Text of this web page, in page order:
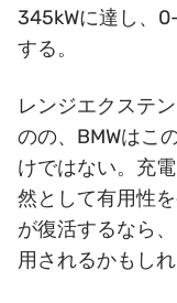
345kWに達し、
する。
レンジエクステ
のの、BMWはこ
けではない。充
然として有用性
が復活するなら
用されるかもしれ